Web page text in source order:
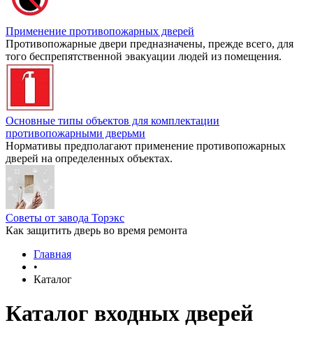
Применение противопожарных дверей
Противопожарные двери предназначены, прежде всего, для
того беспрепятственной эвакуации людей из помещения.
Основные типы объектов для комплектации
противопожарными дверьми
Нормативы предполагают применение противопожарных
дверей на определенных объектах.
Советы от завода Торэкс
Как защитить дверь во время ремонта
Главная
•
Каталог
Каталог входных дверей